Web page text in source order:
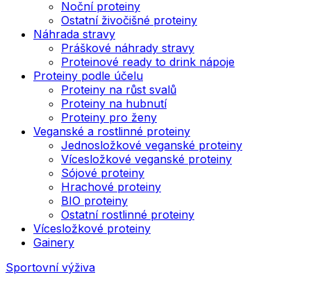
Noční proteiny
Ostatní živočišné proteiny
Náhrada stravy
Práškové náhrady stravy
Proteinové ready to drink nápoje
Proteiny podle účelu
Proteiny na růst svalů
Proteiny na hubnutí
Proteiny pro ženy
Veganské a rostlinné proteiny
Jednosložkové veganské proteiny
Vícesložkové veganské proteiny
Sójové proteiny
Hrachové proteiny
BIO proteiny
Ostatní rostlinné proteiny
Vícesložkové proteiny
Gainery
Sportovní výživa